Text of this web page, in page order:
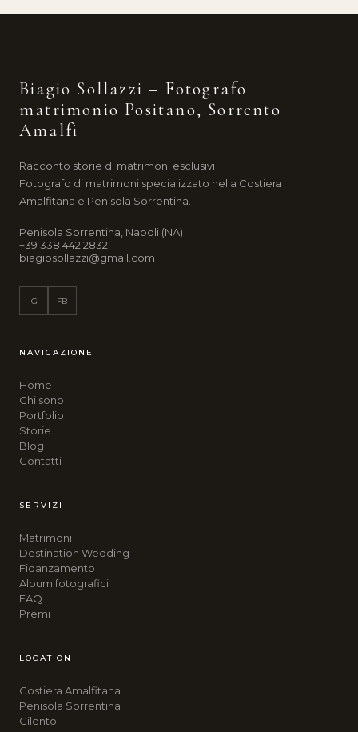
Biagio Sollazzi – Fotografo
matrimonio Positano, Sorrento
Amalfi
Racconto storie di matrimoni esclusivi
Fotografo di matrimoni specializzato nella Costiera
Amalfitana e Penisola Sorrentina.
Penisola Sorrentina, Napoli (NA)
+39 338 442 2832
biagiosollazzi@gmail.com
IG FB
NAVIGAZIONE
Home
Chi sono
Portfolio
Storie
Blog
Contatti
SERVIZI
Matrimoni
Destination Wedding
Fidanzamento
Album fotografici
FAQ
Premi
LOCATION
Costiera Amalfitana
Penisola Sorrentina
Cilento